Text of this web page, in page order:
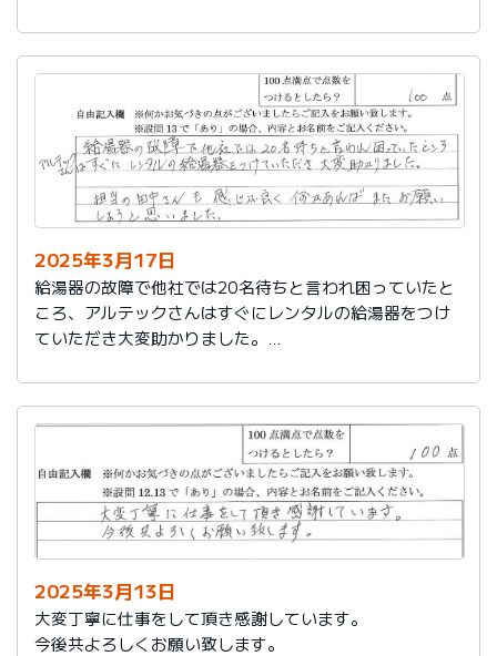
対応もていねいして頂き、初めて利用させて頂きました
が不安になることなく工事完了してもらい、本当にあり
2025年3月17日
給湯器の故障で他社では20名待ちと言われ困っていたと
ころ、アルテックさんはすぐにレンタルの給湯器をつけ
ていただき大変助かりました。
うと思いました。
2025年3月13日
大変丁寧に仕事をして頂き感謝しています。
今後共よろしくお願い致します。